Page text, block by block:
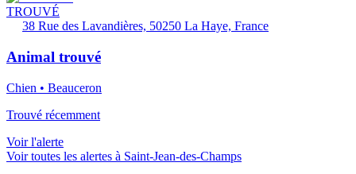
TROUVÉ
38 Rue des Lavandières, 50250 La Haye, France
Animal trouvé
Chien • Beauceron
Trouvé récemment
Voir l'alerte
Voir toutes les alertes à Saint-Jean-des-Champs